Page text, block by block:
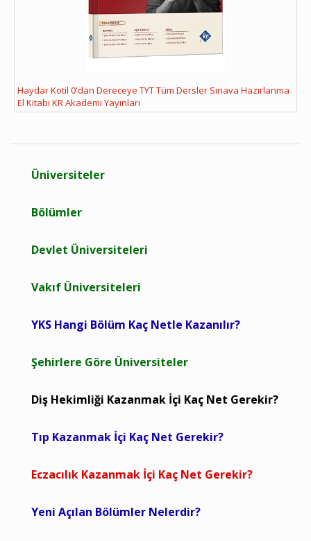
Haydar Kotil 0'dan Dereceye TYT Tüm Dersler Sınava Hazırlanma
El Kitabı KR Akademi Yayınları
Üniversiteler
Bölümler
Devlet Üniversiteleri
Vakıf Üniversiteleri
YKS Hangi Bölüm Kaç Netle Kazanılır?
Şehirlere Göre Üniversiteler
Diş Hekimliği Kazanmak İçi Kaç Net Gerekir?
Tıp Kazanmak İçi Kaç Net Gerekir?
Eczacılık Kazanmak İçi Kaç Net Gerekir?
Yeni Açılan Bölümler Nelerdir?